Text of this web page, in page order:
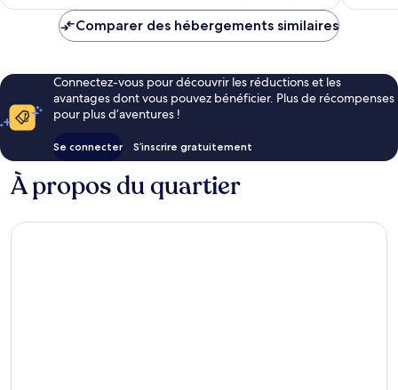
de
Comparer des hébergements similaires
Connectez-vous pour découvrir les réductions et les
avantages dont vous pouvez bénéficier. Plus de récompenses
pour plus d’aventures !
Se connecter S’inscrire gratuitement
À propos du quartier